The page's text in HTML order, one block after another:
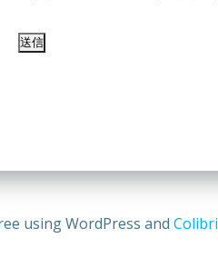
using WordPress and Colibri